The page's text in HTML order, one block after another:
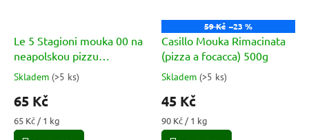
Le 5 Stagioni mouka 00 na
neapolskou pizzu
Napolitana 1kg
Průměrné
hodnocení
produktu
je
5,0
Skladem (>5 ks)
65 Kč
Měrná
cena:
65 Kč / 1 kg
59 Kč –23 %
Casillo Mouka Rimacinata
(pizza a focacca) 500g
Průměrné
hodnocení
produktu
je
5,0
Skladem (>5 ks)
45 Kč
Měrná
cena:
90 Kč / 1 kg